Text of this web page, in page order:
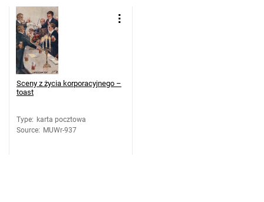
Sceny z życia korporacyjnego –
toast
Type: karta pocztowa
Source: MUWr-937